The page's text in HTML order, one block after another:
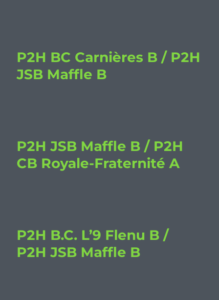
P2H BC Carnières B / P2H
JSB Maffle B
P2H JSB Maffle B / P2H
CB Royale-Fraternité A
P2H B.C. L’9 Flenu B /
P2H JSB Maffle B